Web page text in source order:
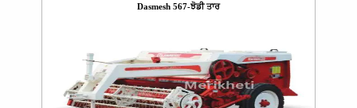
Dasmesh 567-ਝੋਡੀ ਤਾਰ